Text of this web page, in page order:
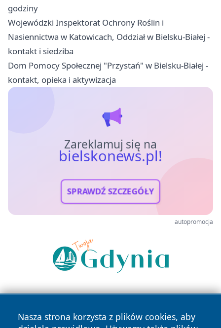
godziny
Wojewódzki Inspektorat Ochrony Roślin i
Nasiennictwa w Katowicach, Oddział w Bielsku-Białej -
kontakt i siedziba
Dom Pomocy Społecznej "Przystań" w Bielsku-Białej -
kontakt, opieka i aktywizacja
Zareklamuj się na
bielskonews.pl!
SPRAWDŹ SZCZEGÓŁY
autopromocja
Nasza strona korzysta z plików cookies, aby